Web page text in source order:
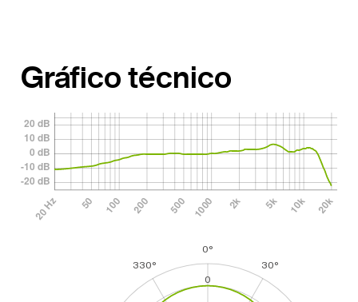
Gráfico técnico
0°
30°
330°
0